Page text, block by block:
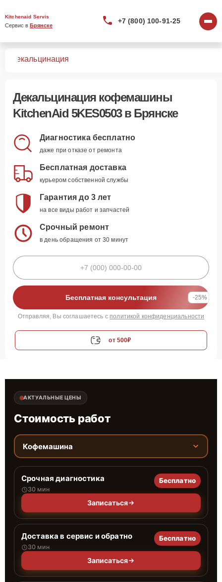
Kitchenaid Servis
Сервис в Брянске
+7 (800) 100-91-25
Декальцинация
Декальцинация кофемашины
KitchenAid 5KES0503 в Брянске
Диагностика бесплатно
даже при отказе от ремонта
Бесплатная доставка
курьером собственной службы
Гарантия до 3 лет
на все виды работ и запчастей
Срочный ремонт
в день обращения от 30 минут
Бесплатная консультация -25%
Отправляя, Вы соглашаетесь с политикой конфиденциальности
от 500₽
АКТУАЛЬНЫЕ ЦЕНЫ
Стоимость работ
Кофемашина
Срочная диагностика
30 мин
Бесплатно
Записаться
Доставка в сервис и обратно
30 мин
Бесплатно
Записаться